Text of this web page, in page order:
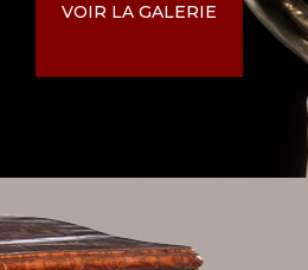
VOIR LA GALERIE